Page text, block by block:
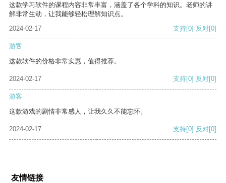
这款学习软件的课程内容非常丰富，涵盖了各个学科的知识。老师的讲
解非常生动，让我能够轻松理解知识点。
2024-02-17
支持[0] 反对[0]
游客
这款软件的价格非常实惠，值得推荐。
2024-02-17 支持[0] 反对[0]
游客
这款游戏的剧情非常感人，让我久久不能忘怀。
2024-02-17 支持[0] 反对[0]
友情链接